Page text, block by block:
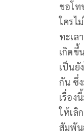
ขอโท
ใครไ
ทะเล
เกิดขึ้
เป็นยั
กัน ซึ่
เรื่อง
ให้เลิ
สัมพัน